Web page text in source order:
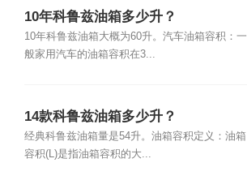
10年科鲁兹油箱多少升？
10年科鲁兹油箱大概为60升。汽车油箱容积：一
般家用汽车的油箱容积在3...
14款科鲁兹油箱多少升？
经典科鲁兹油箱量是54升。油箱容积定义：油箱
容积(L)是指油箱容积的大...